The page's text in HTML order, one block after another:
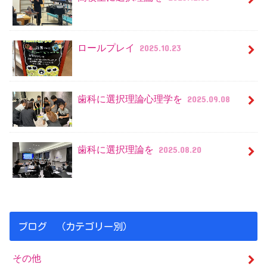
ロールプレイ 2025.10.23
歯科に選択理論心理学を 2025.09.08
歯科に選択理論を 2025.08.20
ブログ （カテゴリー別）
その他